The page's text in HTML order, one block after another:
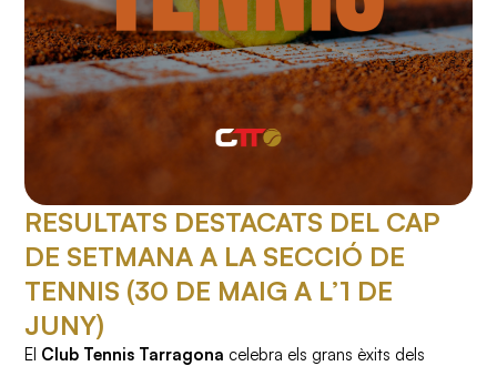
RESULTATS DESTACATS DEL CAP
DE SETMANA A LA SECCIÓ DE
TENNIS (30 DE MAIG A L’1 DE
JUNY)
El Club Tennis Tarragona celebra els grans èxits dels